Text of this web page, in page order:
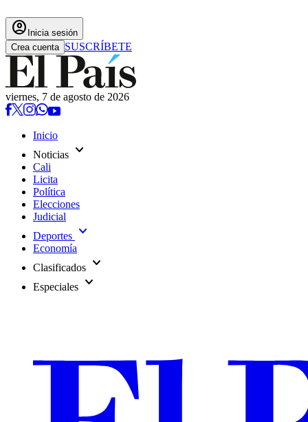
account_circle Inicia sesión
Crea cuenta SUSCRÍBETE
viernes, 7 de agosto de 2026
Inicio
Noticias expand_more
Cali
Licita
Política
Elecciones
Judicial
Deportes expand_more
Economía
Clasificados expand_more
Especiales expand_more